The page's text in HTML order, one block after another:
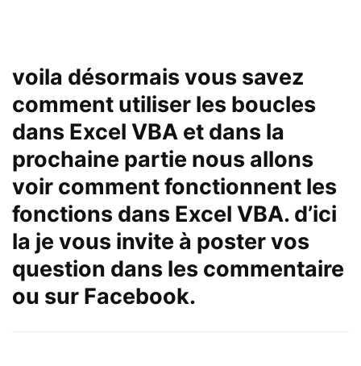
voila désormais vous savez
comment utiliser les boucles
dans Excel VBA et dans la
prochaine partie nous allons
voir comment fonctionnent les
fonctions dans Excel VBA. d’ici
la je vous invite à poster vos
question dans les commentaire
ou sur Facebook.